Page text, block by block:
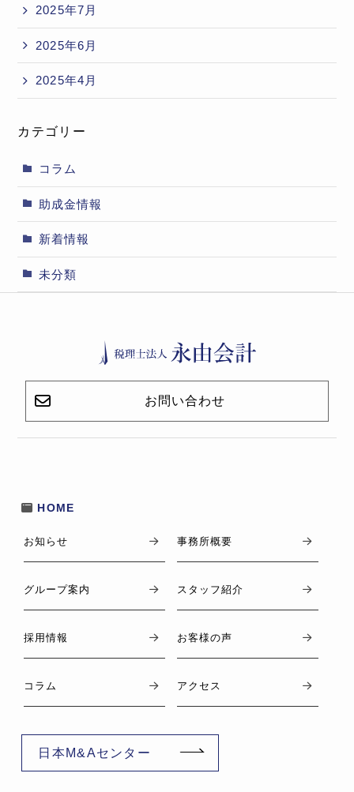
2025年7月
2025年6月
2025年4月
カテゴリー
コラム
助成金情報
新着情報
未分類
お問い合わせ
HOME
お知らせ 事務所概要
グループ案内 スタッフ紹介
採用情報 お客様の声
コラム アクセス
日本M&Aセンター